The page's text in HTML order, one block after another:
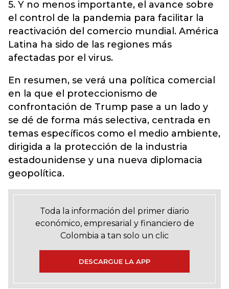
5. Y no menos importante, el avance sobre
el control de la pandemia para facilitar la
reactivación del comercio mundial. América
Latina ha sido de las regiones más
afectadas por el virus.
En resumen, se verá una política comercial
en la que el proteccionismo de
confrontación de Trump pase a un lado y
se dé de forma más selectiva, centrada en
temas específicos como el medio ambiente,
dirigida a la protección de la industria
estadounidense y una nueva diplomacia
geopolítica.
Toda la información del primer diario
económico, empresarial y financiero de
Colombia a tan solo un clic
DESCARGUE LA APP